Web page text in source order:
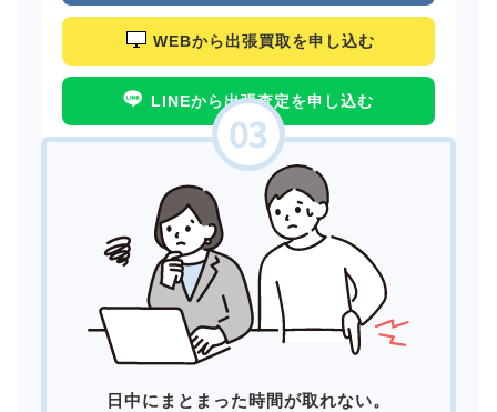
WEBから出張買取を申し込む
LINEから出張査定を申し込む
日中にまとまった時間が取れない。